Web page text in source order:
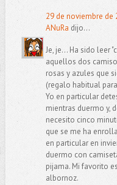
29 de noviembre de
ANuRa dijo...
Je, je... Ha sido leer
aquellos dos
rosas y azules que
(regalo habitual
Yo en particular
mientras duermo y,
necesito cinco
que se me ha
en particular en
duermo con
pijama. Mi favorito
albornoz.